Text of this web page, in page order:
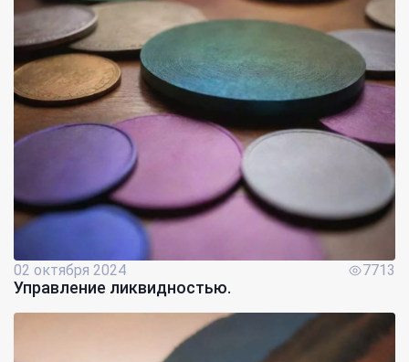
02 октября 2024 7713
Управление ликвидностью.